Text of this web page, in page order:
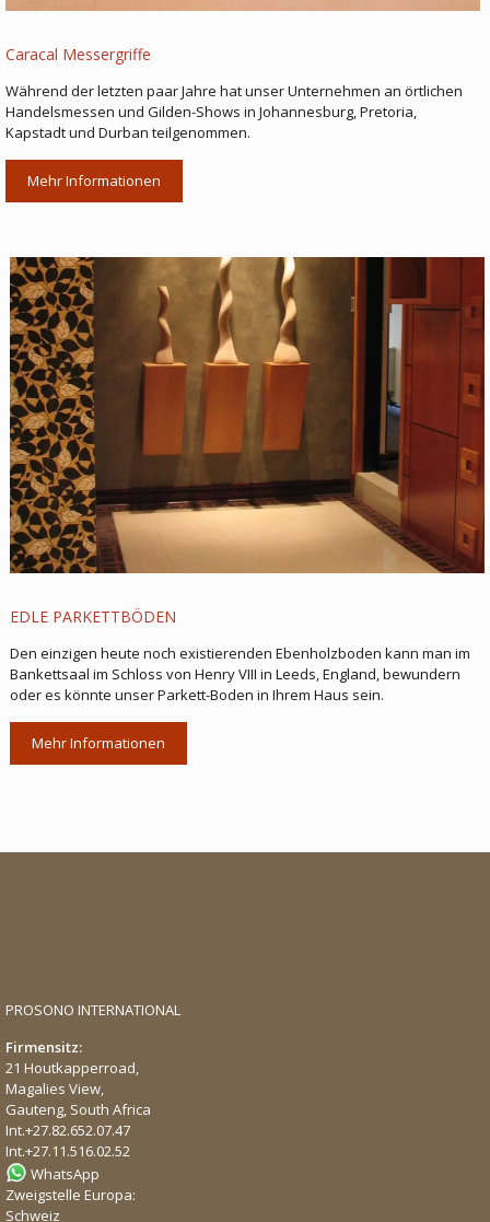
Caracal Messergriffe
Während der letzten paar Jahre hat unser Unternehmen an örtlichen
Handelsmessen und Gilden-Shows in Johannesburg, Pretoria,
Kapstadt und Durban teilgenommen.
Mehr Informationen
EDLE PARKETTBÖDEN
Den einzigen heute noch existierenden Ebenholzboden kann man im
Bankettsaal im Schloss von Henry VIII in Leeds, England, bewundern
oder es könnte unser Parkett-Boden in Ihrem Haus sein.
Mehr Informationen
PROSONO INTERNATIONAL
Firmensitz:
21 Houtkapperroad,
Magalies View,
Gauteng, South Africa
Int.+27.82.652.07.47
Int.+27.11.516.02.52
WhatsApp
Zweigstelle Europa:
Schweiz